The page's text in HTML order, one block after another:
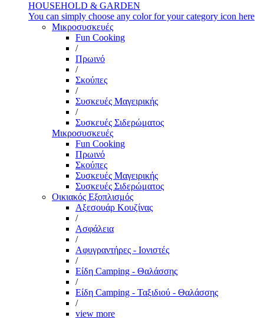
HOUSEHOLD & GARDEN
You can simply choose any color for your category icon here
Μικροσυσκευές
Fun Cooking
/
Πρωινό
/
Σκούπες
/
Συσκευές Μαγειρικής
/
Συσκευές Σιδερώματος
Μικροσυσκευές
Fun Cooking
Πρωινό
Σκούπες
Συσκευές Μαγειρικής
Συσκευές Σιδερώματος
Οικιακός Εξοπλισμός
Αξεσουάρ Κουζίνας
/
Ασφάλεια
/
Αφυγραντήρες - Ιονιστές
/
Είδη Camping - Θαλάσσης
/
Είδη Camping - Ταξιδιού - Θαλάσσης
/
view more